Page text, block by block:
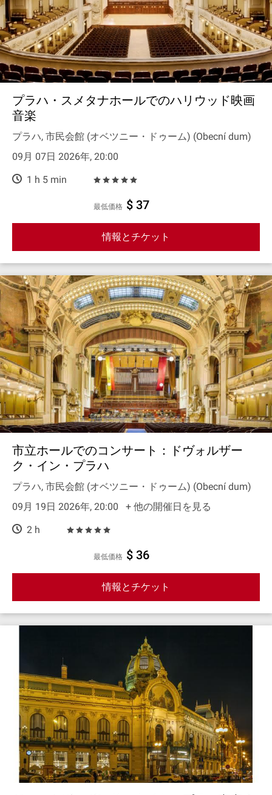
プラハ・スメタナホールでのハリウッド映画
音楽
プラハ, 市民会館 (オベツニー・ドゥーム) (Obecní dum)
09月 07日 2026年, 20:00
1 h 5 min
最低価格 $ 37
情報とチケット
市立ホールでのコンサート：ドヴォルザー
ク・イン・プラハ
プラハ, 市民会館 (オベツニー・ドゥーム) (Obecní dum)
09月 19日 2026年, 20:00
+ 他の開催日を見る
2 h
最低価格 $ 36
情報とチケット